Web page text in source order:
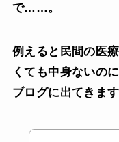
で……。
例えると民間の医
くても中身ないの
ブログに出てきます